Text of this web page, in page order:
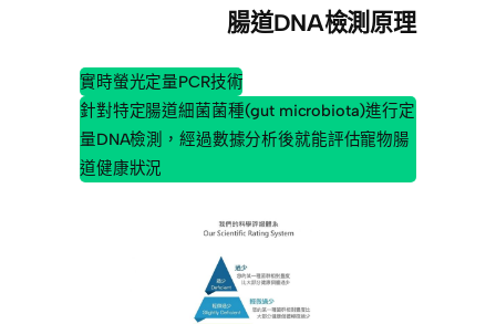
腸道DNA檢測原理
實時螢光定量PCR技術​
針對特定腸道細菌菌種(gut microbiota)進行定
量DNA檢測，經過數據分析後就能評估寵物腸
道健康狀況​